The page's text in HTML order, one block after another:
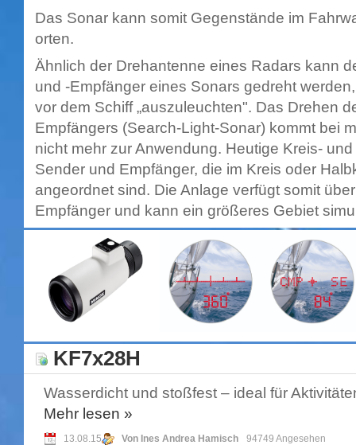
Das Sonar kann somit Gegenstände im
orten.
Ähnlich der Drehantenne eines Radars kann
und -Empfänger eines Sonars gedreht
vor dem Schiff „auszuleuchten". Das Drehen
Empfängers (Search-Light-Sonar) kommt bei
nicht mehr zur Anwendung. Heutige Kreis-
Sender und Empfänger, die im Kreis oder
angeordnet sind. Die Anlage verfügt somit
Empfänger und kann ein größeres Gebiet
KF7x28H
Wasserdicht und stoßfest – ideal für
Mehr lesen »
13.08.15 Von Ines Andrea Hamisch 94749 Angesehen